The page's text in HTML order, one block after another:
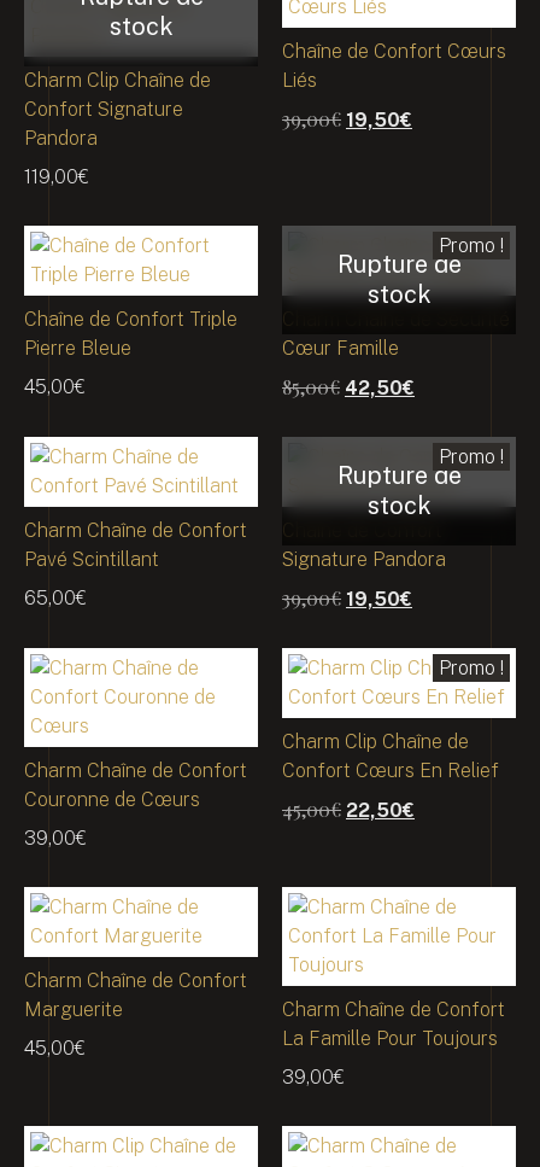
Charm Clip Chaîne de
Confort Signature
Pandora
119,00€
Chaîne de Confort Cœurs
Liés
39,00€ 19,50€
Chaîne de Confort Triple
Pierre Bleue
45,00€
Promo !
Charm Chaîne de Sécurité
Cœur Famille
85,00€ 42,50€
Charm Chaîne de Confort
Pavé Scintillant
65,00€
Promo !
Chaîne de Confort
Signature Pandora
39,00€ 19,50€
Charm Chaîne de Confort
Couronne de Cœurs
39,00€
Promo !
Charm Clip Chaîne de
Confort Cœurs En Relief
45,00€ 22,50€
Charm Chaîne de Confort
Marguerite
45,00€
Charm Chaîne de Confort
La Famille Pour Toujours
39,00€